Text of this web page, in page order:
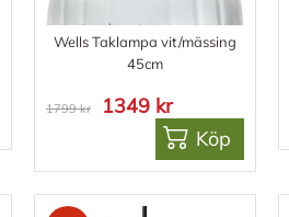
Wells Taklampa vit/mässing
45cm
1799 kr
1349 kr
Köp